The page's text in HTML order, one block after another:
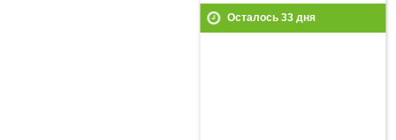
Осталось 33дня